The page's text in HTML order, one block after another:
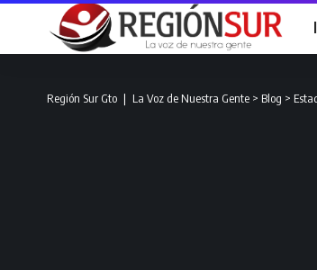
Región Sur Gto ❘ La Voz de Nuestra Gente > Blog >